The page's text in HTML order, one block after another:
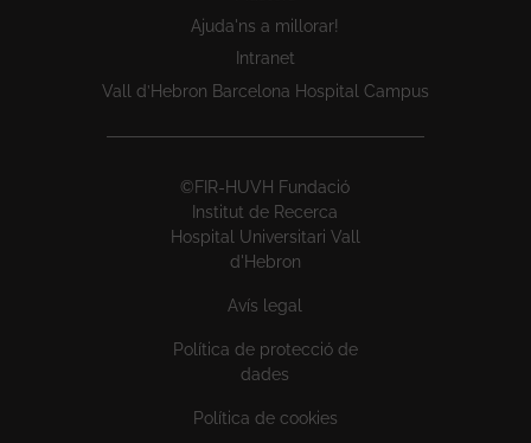
Ajuda'ns a millorar!
Intranet
Vall d’Hebron Barcelona Hospital Campus
©FIR-HUVH Fundació
Institut de Recerca
Hospital Universitari Vall
d'Hebron
Avís legal
Política de protecció de
dades
Política de cookies